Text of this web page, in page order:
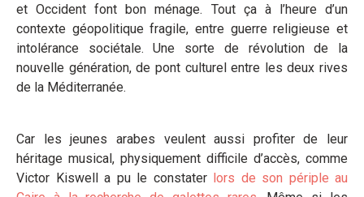
et Occident font bon ménage. Tout ça à l’heure d’un
contexte géopolitique fragile, entre guerre religieuse et
intolérance sociétale. Une sorte de révolution de la
nouvelle génération, de pont culturel entre les deux rives
de la Méditerranée.
Car les jeunes arabes veulent aussi profiter de leur
héritage musical, physiquement difficile d’accès, comme
Victor Kiswell a pu le constaterlors de son périple au